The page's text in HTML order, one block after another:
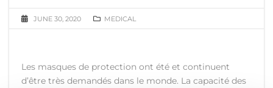
JUNE 30, 2020 MEDICAL
Les masques de protection ont été et continuent
d’être très demandés dans le monde. La capacité des